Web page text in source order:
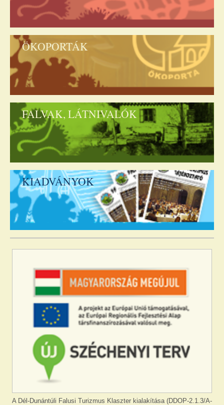
ÖKOPORTÁK
FALVAK, LÁTNIVALÓK
KIADVÁNYOK
A Dél-Dunántúli Falusi Turizmus Klaszter kialakítása (DDOP-2.1.3/A-